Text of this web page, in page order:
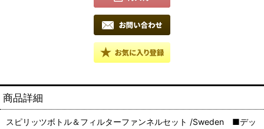
商品詳細
スピリッツボトル＆フィルターファンネルセット /Sweden ■デッ